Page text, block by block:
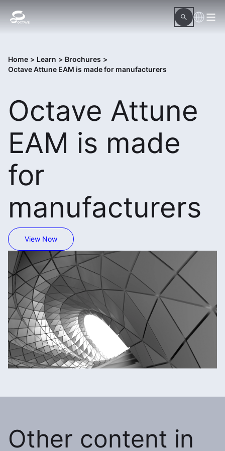
Home > Learn > Brochures >
Octave Attune EAM is made for manufacturers
Octave Attune
EAM is made
for
manufacturers
View Now
Other content in